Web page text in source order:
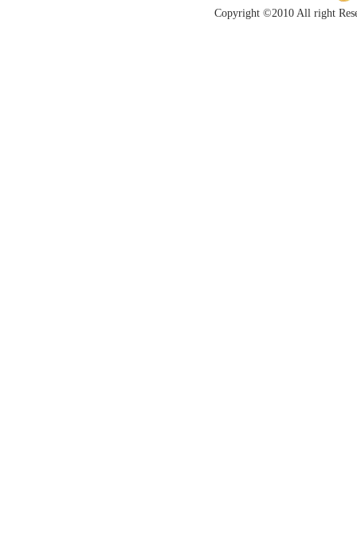
Copyright ©2010 All right